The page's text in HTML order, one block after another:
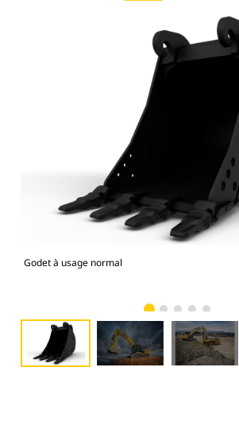
Godet à usage normal